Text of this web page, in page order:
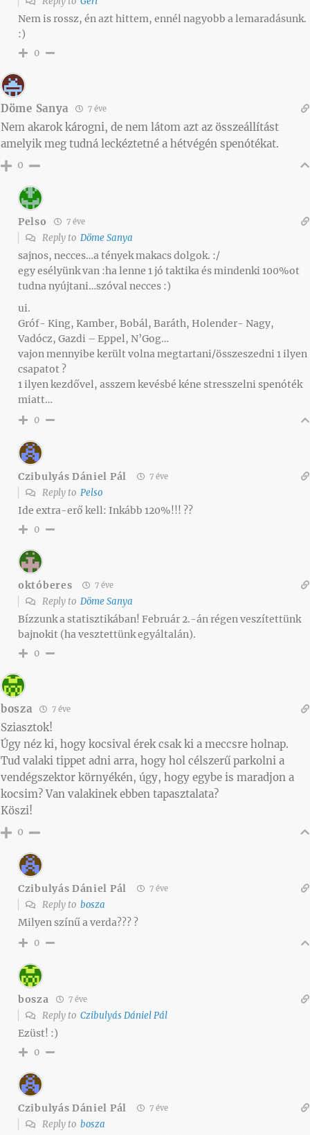
Nem is rossz, én azt hittem, ennél nagyobb a lemaradásunk.
:)
0
Döme Sanya 7 éve
Nem akarok károgni, de nem látom azt az összeállítást
amelyik meg tudná leckéztetné a hétvégén spenótékat.
0
Pelso 7 éve
Reply to Döme Sanya
sajnos, necces…a tények makacs dolgok. :/
egy esélyünk van :ha lenne 1 jó taktika és mindenki 100%ot
tudna nyújtani…szóval necces :)
ui.
Gróf- King, Kamber, Bobál, Baráth, Holender- Nagy,
Vadócz, Gazdi – Eppel, N’Gog…
vajon mennyibe került volna megtartani/összeszedni 1 ilyen
csapatot ?
1 ilyen kezdővel, asszem kevésbé kéne stresszelni spenóték
miatt…
0
Czibulyás Dániel Pál 7 éve
Reply to Pelso
Ide extra-erő kell: Inkább 120%!!! ??
0
októberes 7 éve
Reply to Döme Sanya
Bízzunk a statisztikában! Február 2.-án régen veszítettünk
bajnokit (ha vesztettünk egyáltalán).
0
bosza 7 éve
Sziasztok!
Úgy néz ki, hogy kocsival érek csak ki a meccsre holnap.
Tud valaki tippet adni arra, hogy hol célszerű parkolni a
vendégszektor környékén, úgy, hogy egybe is maradjon a
kocsim? Van valakinek ebben tapasztalata?
Köszi!
0
Czibulyás Dániel Pál 7 éve
Reply to bosza
Milyen színű a verda??? ?
0
bosza 7 éve
Reply to Czibulyás Dániel Pál
Ezüst! :)
0
Czibulyás Dániel Pál 7 éve
Reply to bosza